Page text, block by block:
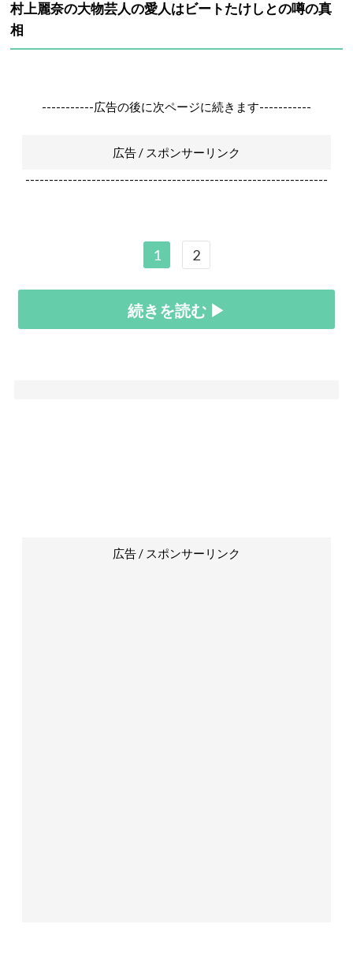
村上麗奈の大物芸人の愛人はビートたけしとの噂の真
相
-----------広告の後に次ページに続きます-----------
広告 / スポンサーリンク
----------------------------------------------------------------
1 2
続きを読む ▶
広告 / スポンサーリンク